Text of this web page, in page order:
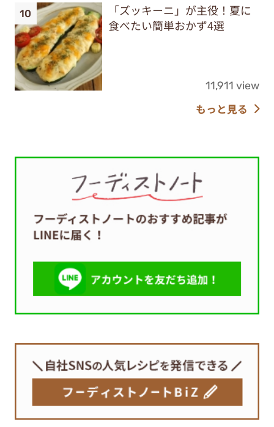
「ズッキーニ」が主役！夏に
食べたい簡単おかず4選
11,911 view
もっと見る